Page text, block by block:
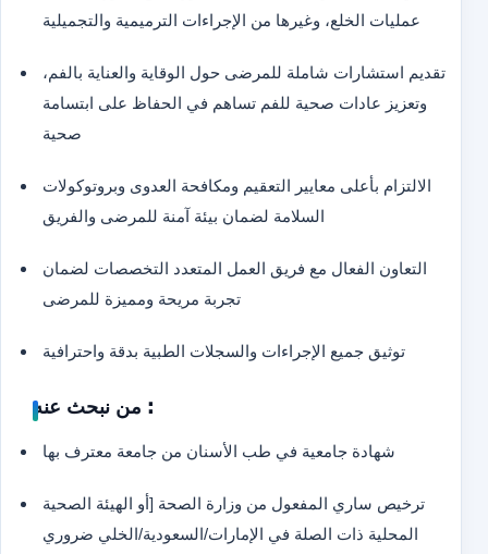
عمليات الخلع، وغيرها من الإجراءات الترميمية والتجميلية
تقديم استشارات شاملة للمرضى حول الوقاية والعناية بالفم،
وتعزيز عادات صحية للفم تساهم في الحفاظ على ابتسامة
صحية
الالتزام بأعلى معايير التعقيم ومكافحة العدوى وبروتوكولات
السلامة لضمان بيئة آمنة للمرضى والفريق
التعاون الفعال مع فريق العمل المتعدد التخصصات لضمان
تجربة مريحة ومميزة للمرضى
توثيق جميع الإجراءات والسجلات الطبية بدقة واحترافية
من نبحث عنه :
شهادة جامعية في طب الأسنان من جامعة معترف بها
ترخيص ساري المفعول من وزارة الصحة [أو الهيئة الصحية
المحلية ذات الصلة في الإمارات/السعودية/الخلي ضروري